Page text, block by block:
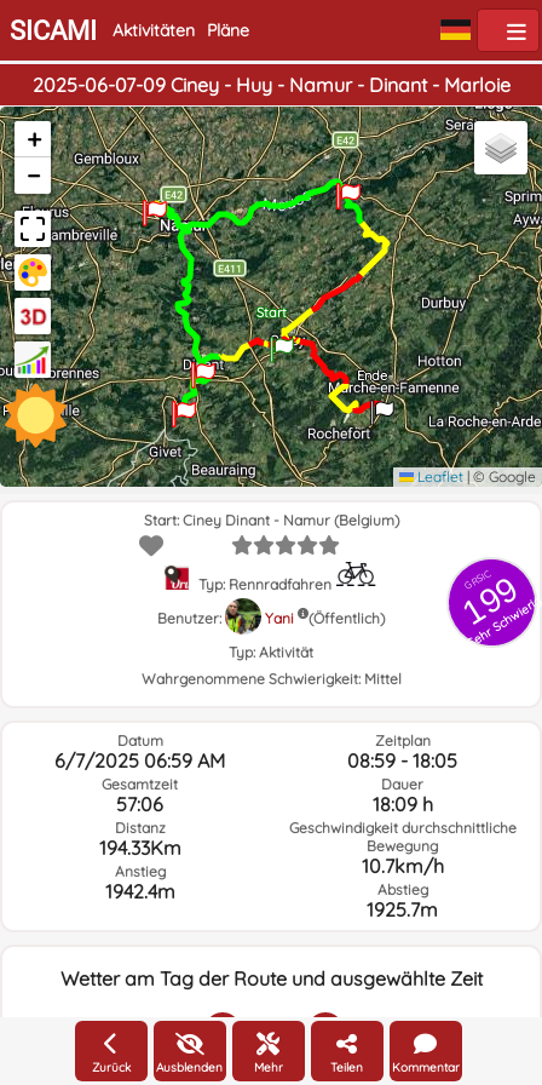
SICAMI Aktivitäten Pläne
2025-06-07-09 Ciney - Huy - Namur - Dinant - Marloie
Start
Ende
+
−
Leaflet | © Google
GRSIC
199
Sehr
Start: Ciney Dinant - Namur (Belgium)
Typ: Rennradfahren
Benutzer:
Yani
(Öffentlich)
Typ: Aktivität
Wahrgenommene Schwierigkeit: Mittel
Datum
6/7/2025 06:59 AM
Gesamtzeit
57:06
Distanz
194.33Km
Anstieg
1942.4m
Zeitplan
08:59 - 18:05
Dauer
18:09 h
Geschwindigkeit durchschnittliche
Bewegung
10.7km/h
Abstieg
1925.7m
Wetter am Tag der Route und ausgewählte Zeit
06:00
Zurück Ausblenden Mehr Teilen Kommentar